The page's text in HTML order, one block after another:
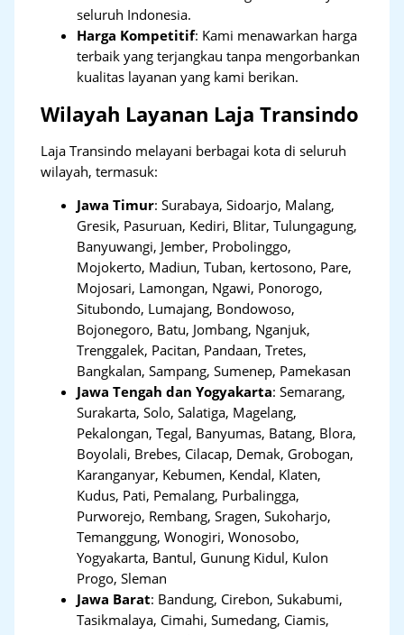
seluruh Indonesia.
Harga Kompetitif: Kami menawarkan harga
terbaik yang terjangkau tanpa mengorbankan
kualitas layanan yang kami berikan.
Wilayah Layanan Laja Transindo
Laja Transindo melayani berbagai kota di seluruh
wilayah, termasuk:
Jawa Timur:Surabaya, Sidoarjo, Malang,
Gresik, Pasuruan, Kediri, Blitar, Tulungagung,
Banyuwangi, Jember, Probolinggo,
Mojokerto, Madiun, Tuban, kertosono, Pare,
Mojosari, Lamongan, Ngawi, Ponorogo,
Situbondo, Lumajang, Bondowoso,
Bojonegoro, Batu, Jombang, Nganjuk,
Trenggalek, Pacitan, Pandaan, Tretes,
Bangkalan, Sampang, Sumenep, Pamekasan
Jawa Tengah dan Yogyakarta:Semarang,
Surakarta, Solo, Salatiga, Magelang,
Pekalongan, Tegal, Banyumas, Batang, Blora,
Boyolali, Brebes, Cilacap, Demak, Grobogan,
Karanganyar, Kebumen, Kendal, Klaten,
Kudus, Pati, Pemalang, Purbalingga,
Purworejo, Rembang, Sragen, Sukoharjo,
Temanggung, Wonogiri, Wonosobo,
Yogyakarta, Bantul, Gunung Kidul, Kulon
Progo, Sleman
Jawa Barat: Bandung, Cirebon, Sukabumi,
Tasikmalaya, Cimahi, Sumedang, Ciamis,